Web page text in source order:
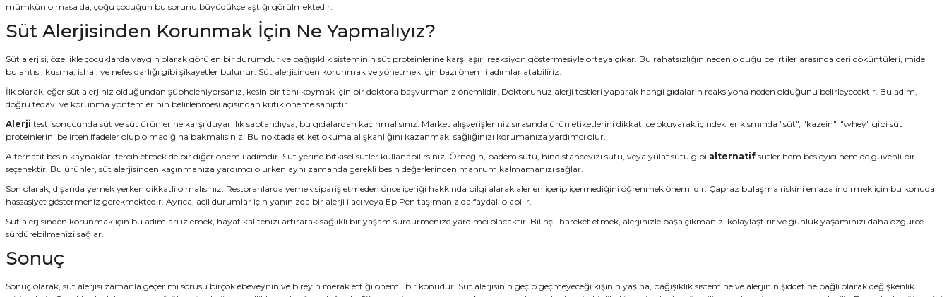
mümkün olmasa da, çoğu çocuğun bu sorunu büyüdükçe aştığı görülmektedir.
Süt Alerjisinden Korunmak İçin Ne Yapmalıyız?
Süt alerjisi, özellikle çocuklarda yaygın olarak görülen bir durumdur ve bağışıklık sisteminin süt proteinlerine karşı aşırı reaksiyon göstermesiyle ortaya çıkar. Bu rahatsızlığın neden olduğu belirtiler arasında deri döküntüleri, mide
bulantısı, kusma, ishal, ve nefes darlığı gibi şikayetler bulunur. Süt alerjisinden korunmak ve yönetmek için bazı önemli adımlar atabiliriz.
İlk olarak, eğer süt alerjiniz olduğundan şüpheleniyorsanız, kesin bir tanı koymak için bir doktora başvurmanız önemlidir. Doktorunuz alerji testleri yaparak hangi gıdaların reaksiyona neden olduğunu belirleyecektir. Bu adım,
doğru tedavi ve korunma yöntemlerinin belirlenmesi açısından kritik öneme sahiptir.
Alerji testi sonucunda süt ve süt ürünlerine karşı duyarlılık saptandıysa, bu gıdalardan kaçınmalısınız. Market alışverişleriniz sırasında ürün etiketlerini dikkatlice okuyarak içindekiler kısmında "süt", "kazein", "whey" gibi süt
proteinlerini belirten ifadeler olup olmadığına bakmalısınız. Bu noktada etiket okuma alışkanlığını kazanmak, sağlığınızı korumanıza yardımcı olur.
Alternatif besin kaynakları tercih etmek de bir diğer önemli adımdır. Süt yerine bitkisel sütler kullanabilirsiniz. Örneğin, badem sütü, hindistancevizi sütü, veya yulaf sütü gibi alternatif sütler hem besleyici hem de güvenli bir
seçenektir. Bu ürünler, süt alerjisinden kaçınmanıza yardımcı olurken aynı zamanda gerekli besin değerlerinden mahrum kalmamanızı sağlar.
Son olarak, dışarıda yemek yerken dikkatli olmalısınız. Restoranlarda yemek sipariş etmeden önce içeriği hakkında bilgi alarak alerjen içerip içermediğini öğrenmek önemlidir. Çapraz bulaşma riskini en aza indirmek için bu konuda
hassasiyet göstermeniz gerekmektedir. Ayrıca, acil durumlar için yanınızda bir alerji ilacı veya EpiPen taşımanız da faydalı olabilir.
Süt alerjisinden korunmak için bu adımları izlemek, hayat kalitenizi artırarak sağlıklı bir yaşam sürdürmenize yardımcı olacaktır. Bilinçli hareket etmek, alerjinizle başa çıkmanızı kolaylaştırır ve günlük yaşamınızı daha özgürce
sürdürebilmenizi sağlar.
Sonuç
Sonuç olarak, süt alerjisi zamanla geçer mi sorusu birçok ebeveynin ve bireyin merak ettiği önemli bir konudur. Süt alerjisinin geçip geçmeyeceği kişinin yaşına, bağışıklık sistemine ve alerjinin şiddetine bağlı olarak değişkenlik